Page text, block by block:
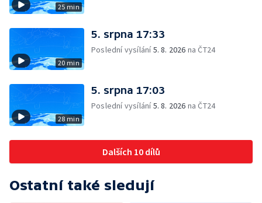
25 min
20 min
5. srpna 17:33
Poslední vysílání5. 8. 2026 na ČT24
28 min
5. srpna 17:03
Poslední vysílání5. 8. 2026 na ČT24
Dalších 10 dílů
Ostatní také sledují